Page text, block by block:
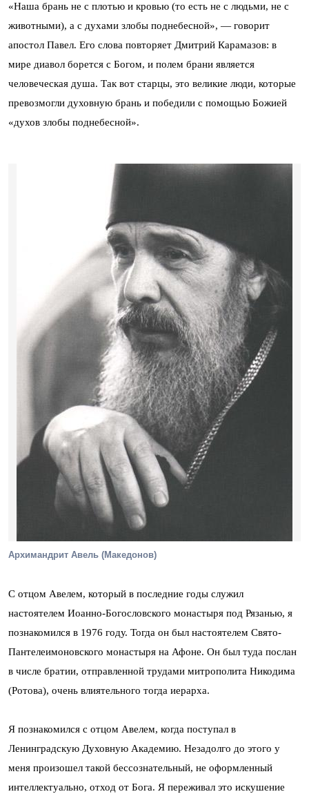
«Наша брань не с плотью и кровью (то есть не с людьми, не с
животными), а с духами злобы поднебесной», — говорит
апостол Павел. Его слова повторяет Дмитрий Карамазов: в
мире диавол борется с Богом, и полем брани является
человеческая душа. Так вот старцы, это великие люди, которые
превозмогли духовную брань и победили с помощью Божией
«духов злобы поднебесной».
Архимандрит Авель (Македонов)
С отцом Авелем, который в последние годы служил
настоятелем Иоанно-Богословского монастыря под Рязанью, я
познакомился в 1976 году. Тогда он был настоятелем Свято-
Пантелеимоновского монастыря на Афоне. Он был туда послан
в числе братии, отправленной трудами митрополита Никодима
(Ротова), очень влиятельного тогда иерарха.
Я познакомился с отцом Авелем, когда поступал в
Ленинградскую Духовную Академию. Незадолго до этого у
меня произошел такой бессознательный, не оформленный
интеллектуально, отход от Бога. Я переживал это искушение